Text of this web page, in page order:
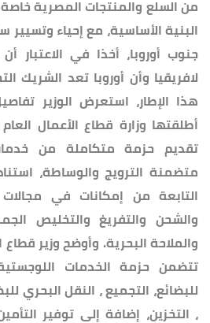
من السلع والمنتجات المصرية
البنية الأساسية، مع إحياء وتسيير
جنوب أوروبا، أخذا في الاعتبار
لافريقيا وأن أوروبا تعد الشريك
هذا الإطار، استعرض الوزير
أطلقتها وزارة قطاع الأعمال
تقديم حزمة متكاملة من
متضمنة الترويج والوساطة،
التابعة من إمكانات في
والشحن والتفريغ والتخليص
والملاحة البحرية. وأوضح وزير
تتضمن حزمة الخدمات
للبضائع، التجميع ، النقل البحري
، التخزين، إضافة إلى توفير